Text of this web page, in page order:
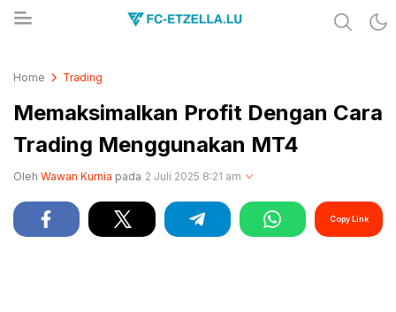
Home Trading
Memaksimalkan Profit Dengan Cara
Trading Menggunakan MT4
Oleh Wawan Kurnia pada 2 Juli 2025 8:21 am
Copy Link